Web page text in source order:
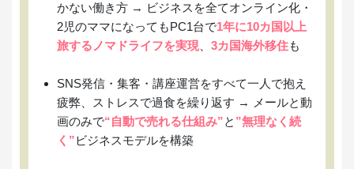
かない働き方 → ビジネスを全てオンライン化・
2児のママになってもPC1台で1年に10カ国以上
旅するノマドライフを実現
3カ国海外移住も
SNS発信・集客・講座運営をすべて一人で抱え
疲弊、ストレスで過食を繰り返す → メールと動
画のみで“自動で売れる仕組み”と ”無理なく続
く”ビジネスモデルを構築